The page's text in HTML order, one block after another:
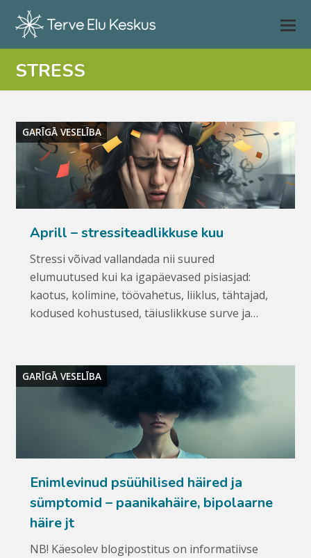
STRESS
GARĪGĀ VESELĪBA
Aprill – stressiteadlikkuse kuu
Stressi võivad vallandada nii suured
elumuutused kui ka igapäevased pisiasjad:
kaotus, kolimine, töövahetus, liiklus, tähtajad,
kodused kohustused, täiuslikkuse surve ja…
GARĪGĀ VESELĪBA
Enimlevinud psüühilised häired ja
sümptomid – paanikahäire, bipolaarne
häire jt
NB! Käesolev blogipostitus on informatiivse